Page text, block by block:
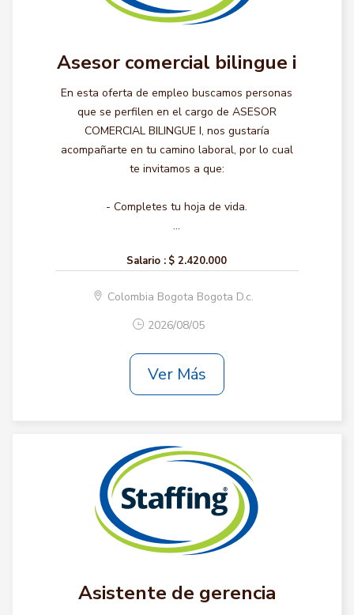
Asesor comercial bilingue i
En esta oferta de empleo buscamos personas
que se perfilen en el cargo de ASESOR
COMERCIAL BILINGUE I, nos gustaría
acompañarte en tu camino laboral, por lo cual
te invitamos a que:
- Completes tu hoja de vida.
...
Salario : $ 2.420.000
Colombia Bogota Bogota D.c.
2026/08/05
Ver Más
Asistente de gerencia